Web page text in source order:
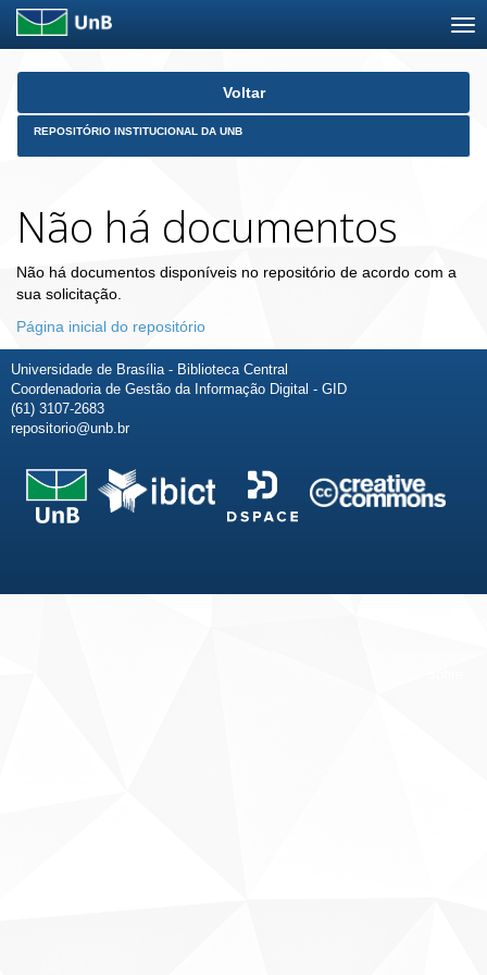
Skip
Voltar
REPOSITÓRIO INSTITUCIONAL DA UNB
Não há documentos
Não há documentos disponíveis no repositório de acordo com a
sua solicitação.
Página inicial do repositório
Universidade de Brasília - Biblioteca Central
Coordenadoria de Gestão da Informação Digital - GID
(61) 3107-2683
repositorio@unb.br